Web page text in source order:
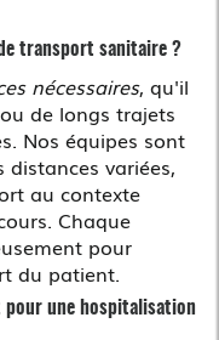
transport sanitaire ?
nécessaires, qu'il
de longs trajets
Nos équipes sont
variées,
au contexte
Chaque
pour
du patient.
une hospitalisation